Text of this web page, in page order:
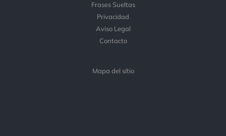
Frases Sueltas
Privacidad
Aviso Legal
Contacto
Mapa del sítio